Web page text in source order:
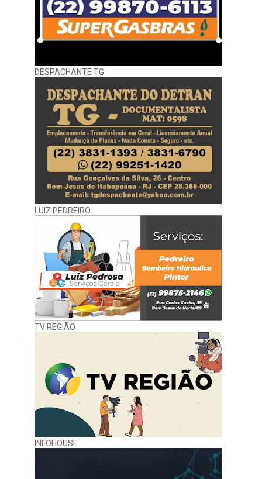
DESPACHANTE TG
LUIZ PEDREIRO
TV REGIÃO
INFOHOUSE